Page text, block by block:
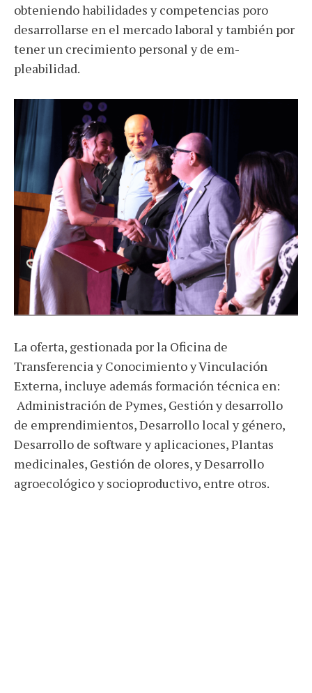
obteniendo habilidades y competencias poro
desarrollarse en el mercado laboral y también por
tener un crecimiento personal y de em­
pleabilidad.
La oferta, gestionada por la Oficina de
Transferencia y Conocimiento y Vinculación
Externa, incluye además formación técnica en:
Administración de Pymes, Gestión y desarrollo
de emprendimientos, Desarrollo local y género,
Desarrollo de software y aplicaciones, Plantas
medicinales, Gestión de olores, y Desarrollo
agroecológico y socioproductivo, entre otros.